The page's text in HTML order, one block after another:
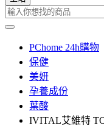
PChome 24h購物
保健
美妍
孕養成份
葉酸
IVITAL艾維特